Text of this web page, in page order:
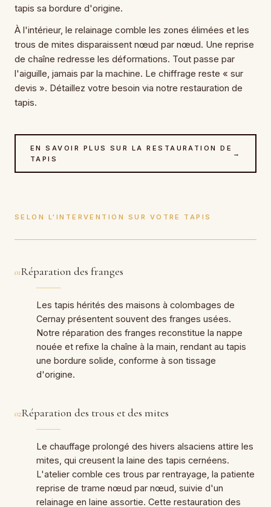
tapis sa bordure d'origine.
À l'intérieur, le relainage comble les zones élimées et les
trous de mites disparaissent nœud par nœud. Une reprise
de chaîne redresse les déformations. Tout passe par
l'aiguille, jamais par la machine. Le chiffrage reste « sur
devis ». Détaillez votre besoin via notre restauration de
tapis.
EN SAVOIR PLUS SUR LA RESTAURATION DE
TAPIS
→
SELON L'INTERVENTION SUR VOTRE TAPIS
01Réparation des franges
Les tapis hérités des maisons à colombages de
Cernay présentent souvent des franges usées.
Notre réparation des franges reconstitue la nappe
nouée et refixe la chaîne à la main, rendant au tapis
une bordure solide, conforme à son tissage
d'origine.
02Réparation des trous et des mites
Le chauffage prolongé des hivers alsaciens attire les
mites, qui creusent la laine des tapis cernéens.
L'atelier comble ces trous par rentrayage, la patiente
reprise de trame nœud par nœud, suivie d'un
relainage en laine assortie. Cette restauration des